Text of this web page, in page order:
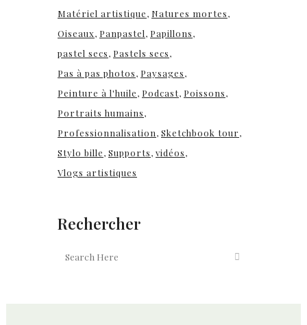
Matériel artistique Natures mortes
Oiseaux Panpastel Papillons
pastel secs Pastels secs
Pas à pas photos Paysages
Peinture à l'huile Podcast Poissons
Portraits humains
Professionnalisation Sketchbook tour
Stylo bille Supports vidéos
Vlogs artistiques
Rechercher